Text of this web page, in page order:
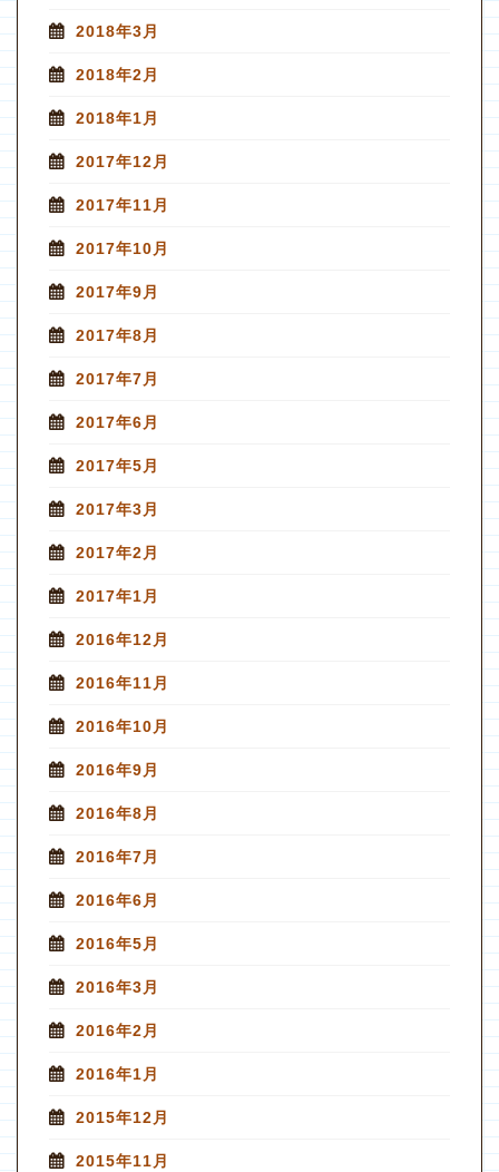
2018年3月
2018年2月
2018年1月
2017年12月
2017年11月
2017年10月
2017年9月
2017年8月
2017年7月
2017年6月
2017年5月
2017年3月
2017年2月
2017年1月
2016年12月
2016年11月
2016年10月
2016年9月
2016年8月
2016年7月
2016年6月
2016年5月
2016年3月
2016年2月
2016年1月
2015年12月
2015年11月